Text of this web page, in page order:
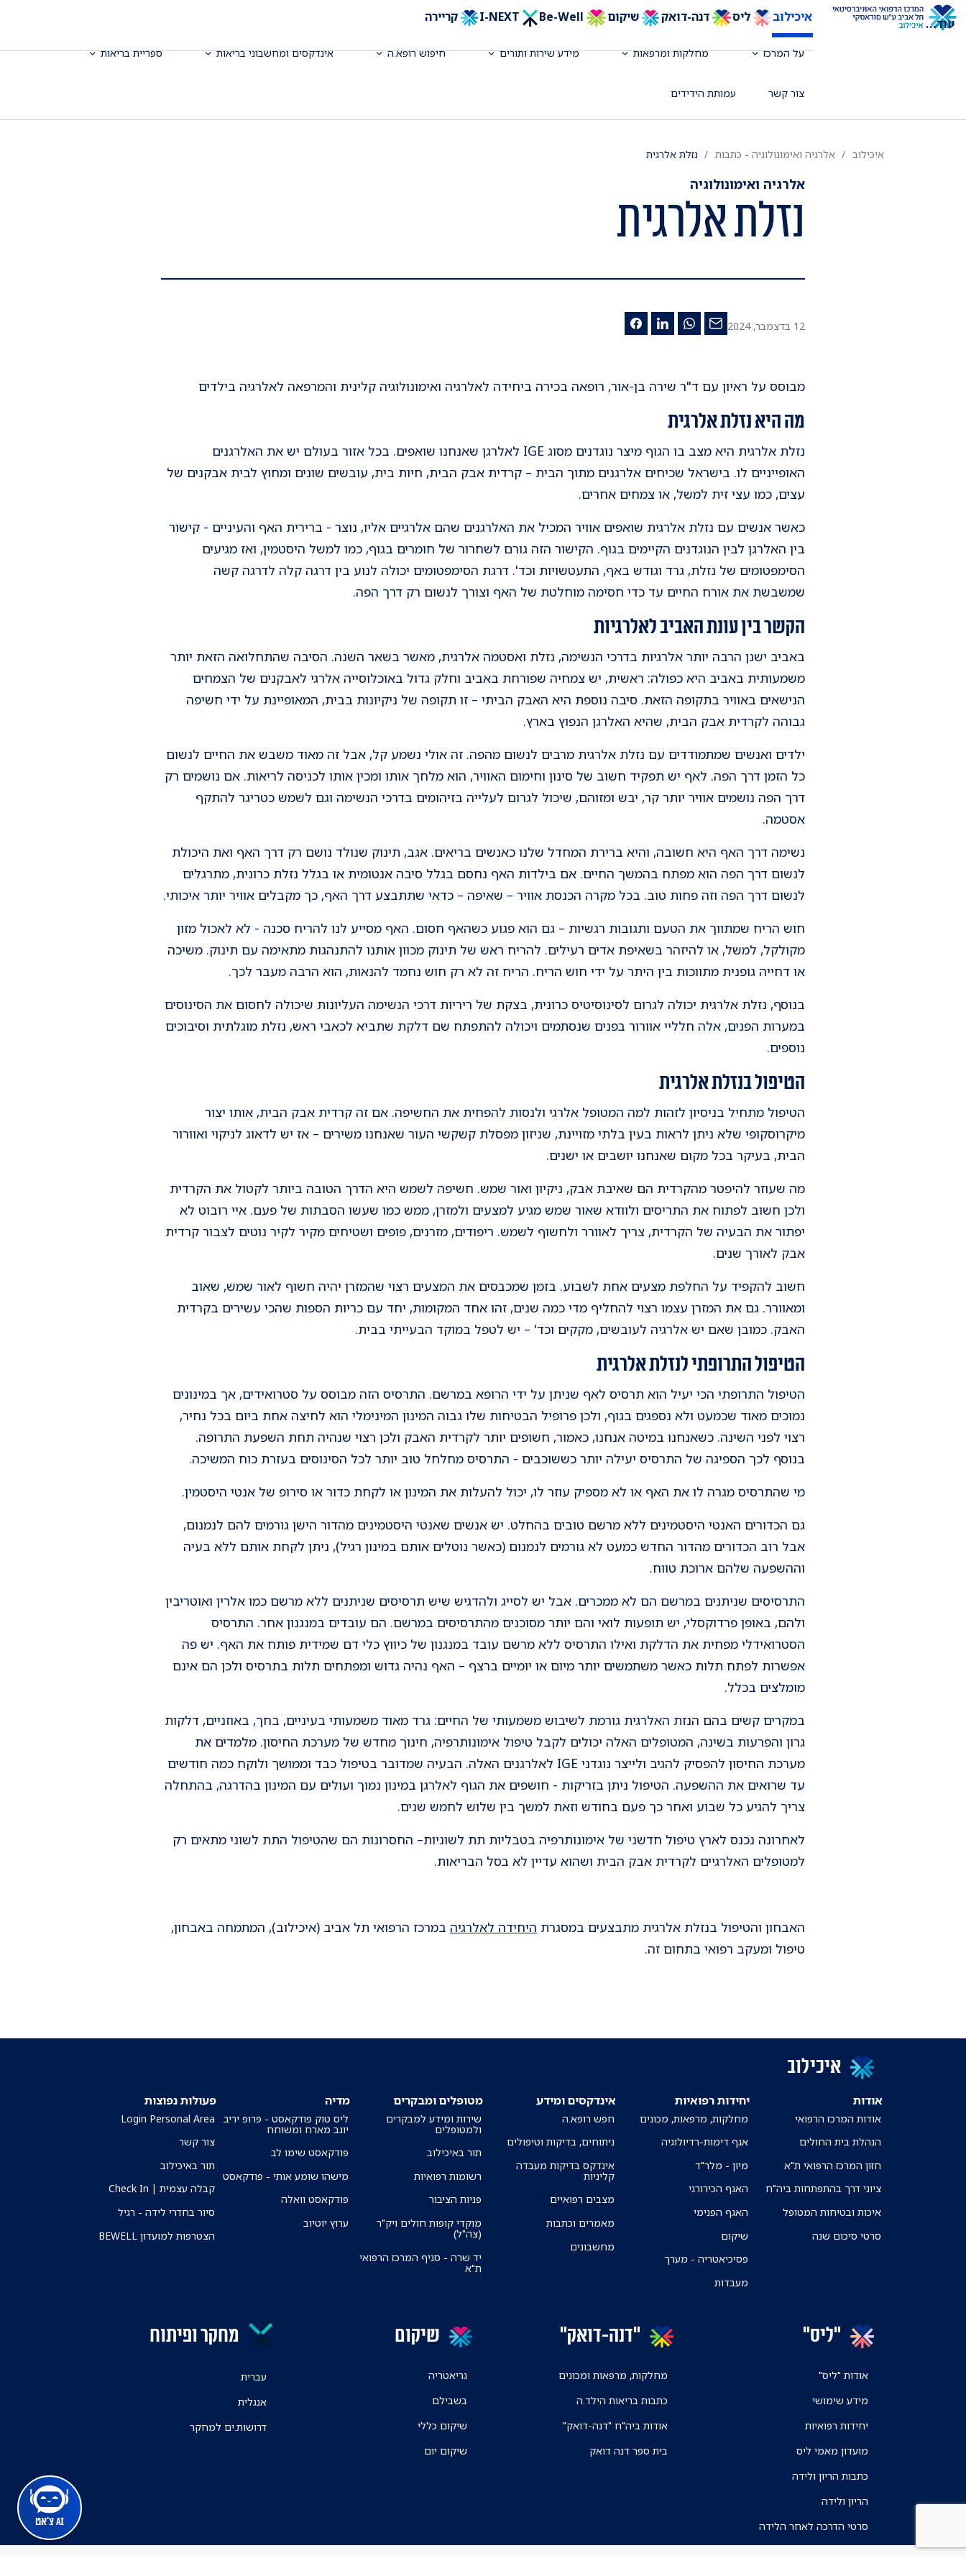
איכילוב ליס דנה-דואק שיקום Be-Well קריירה
על המרכז מחלקות ומרפאות מידע שירות ותורים חיפוש רופא.ה אינדקסים ומחשבוני בריאות ספריית בריאות
צור קשר עמותת הידידים
עוד...
AI צ'אט
איכילוב אלרגיה ואימונולוגיה - כתבות נזלת אלרגית
אלרגיה ואימונולוגיה
נזלת אלרגית
12 בדצמבר, 2024
מבוסס על ראיון עם ד"ר שירה בן-אור, רופאה בכירה ביחידה לאלרגיה ואימונולוגיה קלינית והמרפאה לאלרגיה בילדים
מה היא נזלת אלרגית
נזלת אלרגית היא מצב בו הגוף מיצר נוגדנים מסוג IGE לאלרגן שאנחנו שואפים. בכל אזור בעולם יש את האלרגנים
האופייניים לו. בישראל שכיחים אלרגנים מתוך הבית – קרדית אבק הבית, חיות בית, עובשים שונים ומחוץ לבית אבקנים של
עצים, כמו עצי זית למשל, או צמחים אחרים.
כאשר אנשים עם נזלת אלרגית שואפים אוויר המכיל את האלרגנים שהם אלרגיים אליו, נוצר - ברירית האף והעיניים - קישור
בין האלרגן לבין הנוגדנים הקיימים בגוף. הקישור הזה גורם לשחרור של חומרים בגוף, כמו למשל היסטמין, ואז מגיעים
הסימפטומים של נזלת, גרד וגודש באף, התעטשויות וכד'. דרגת הסימפטומים יכולה לנוע בין דרגה קלה לדרגה קשה
שמשבשת את אורח החיים עד כדי חסימה מוחלטת של האף וצורך לנשום רק דרך הפה.
הקשר בין עונת האביב לאלרגיות
באביב ישנן הרבה יותר אלרגיות בדרכי הנשימה, נזלת ואסטמה אלרגית, מאשר בשאר השנה. הסיבה שהתחלואה הזאת יותר
משמעותית באביב היא כפולה: ראשית, יש צמחיה שפורחת באביב וחלק גדול באוכלוסייה אלרגי לאבקנים של הצמחים
הנישאים באוויר בתקופה הזאת. סיבה נוספת היא האבק הביתי – זו תקופה של ניקיונות בבית, המאופיינת על ידי חשיפה
גבוהה לקרדית אבק הבית, שהיא האלרגן הנפוץ בארץ.
ילדים ואנשים שמתמודדים עם נזלת אלרגית מרבים לנשום מהפה. זה אולי נשמע קל, אבל זה מאוד משבש את החיים לנשום
כל הזמן דרך הפה. לאף יש תפקיד חשוב של סינון וחימום האוויר, הוא מלחך אותו ומכין אותו לכניסה לריאות. אם נושמים רק
דרך הפה נושמים אוויר יותר קר, יבש ומזוהם, שיכול לגרום לעלייה בזיהומים בדרכי הנשימה וגם לשמש כטריגר להתקף
אסטמה.
נשימה דרך האף היא חשובה, והיא ברירת המחדל שלנו כאנשים בריאים. אגב, תינוק שנולד נושם רק דרך האף ואת היכולת
לנשום דרך הפה הוא מפתח בהמשך החיים. אם בילדות האף נחסם בגלל סיבה אנטומית או בגלל נזלת כרונית, מתרגלים
לנשום דרך הפה וזה פחות טוב. בכל מקרה הכנסת אוויר – שאיפה – כדאי שתתבצע דרך האף, כך מקבלים אוויר יותר איכותי.
חוש הריח שמתווך את הטעם ותגובות רגשיות – גם הוא פגוע כשהאף חסום. האף מסייע לנו להריח סכנה - לא לאכול מזון
מקולקל, למשל, או להיזהר בשאיפת אדים רעילים. להריח ראש של תינוק מכוון אותנו להתנהגות מתאימה עם תינוק. משיכה
או דחייה גופנית מתווכות בין היתר על ידי חוש הריח. הריח זה לא רק חוש נחמד להנאות, הוא הרבה מעבר לכך.
בנוסף, נזלת אלרגית יכולה לגרום לסינוסיטיס כרונית, בצקת של ריריות דרכי הנשימה העליונות שיכולה לחסום את הסינוסים
במערות הפנים, אלה חלליי אוורור בפנים שנסתמים ויכולה להתפתח שם דלקת שתביא לכאבי ראש, נזלת מוגלתית וסיבוכים
נוספים.
הטיפול בנזלת אלרגית
הטיפול מתחיל בניסיון לזהות למה המטופל אלרגי ולנסות להפחית את החשיפה. אם זה קרדית אבק הבית, אותו יצור
מיקרוסקופי שלא ניתן לראות בעין בלתי מזויינת, שניזון מפסלת קשקשי העור שאנחנו משירים – אז יש לדאוג לניקוי ואוורור
הבית, בעיקר בכל מקום שאנחנו יושבים או ישנים.
מה שעוזר להיפטר מהקרדית הם שאיבת אבק, ניקיון ואור שמש. חשיפה לשמש היא הדרך הטובה ביותר לקטול את הקרדית
ולכן חשוב לפתוח את התריסים ולוודא שאור שמש מגיע למצעים ולמזרן, ממש כמו שעשו הסבתות של פעם. איי רובוט לא
יפתור את הבעיה של הקרדית, צריך לאוורר ולחשוף לשמש. ריפודים, מזרנים, פופים ושטיחים מקיר לקיר נוטים לצבור קרדית
אבק לאורך שנים.
חשוב להקפיד על החלפת מצעים אחת לשבוע. בזמן שמכבסים את המצעים רצוי שהמזרן יהיה חשוף לאור שמש, שאוב
ומאוורר. גם את המזרן עצמו רצוי להחליף מדי כמה שנים, זהו אחד המקומות, יחד עם כריות הספות שהכי עשירים בקרדית
האבק. כמובן שאם יש אלרגיה לעובשים, מקקים וכד' – יש לטפל במוקד הבעייתי בבית.
הטיפול התרופתי לנזלת אלרגית
הטיפול התרופתי הכי יעיל הוא תרסיס לאף שניתן על ידי הרופא במרשם. התרסיס הזה מבוסס על סטרואידים, אך במינונים
נמוכים מאוד שכמעט ולא נספגים בגוף, ולכן פרופיל הבטיחות שלו גבוה המינון המינימלי הוא לחיצה אחת ביום בכל נחיר,
רצוי לפני השינה. כשאנחנו במיטה אנחנו, כאמור, חשופים יותר לקרדית האבק ולכן רצוי שנהיה תחת השפעת התרופה.
בנוסף לכך הספיגה של התרסיס יעילה יותר כששוכבים - התרסיס מחלחל טוב יותר לכל הסינוסים בעזרת כוח המשיכה.
מי שהתרסיס מגרה לו את האף או לא מספיק עוזר לו, יכול להעלות את המינון או לקחת כדור או סירופ של אנטי היסטמין.
גם הכדורים האנטי היסטמינים ללא מרשם טובים בהחלט. יש אנשים שאנטי היסטמינים מהדור הישן גורמים להם לנמנום,
אבל רוב הכדורים מהדור החדש כמעט לא גורמים לנמנום (כאשר נוטלים אותם במינון רגיל), ניתן לקחת אותם ללא בעיה
וההשפעה שלהם ארוכת טווח.
התרסיסים שניתנים במרשם הם לא ממכרים. אבל יש לסייג ולהדגיש שיש תרסיסים שניתנים ללא מרשם כמו אלרין ואוטריבין
ולהם, באופן פרדוקסלי, יש תופעות לואי והם יותר מסוכנים מהתרסיסים במרשם. הם עובדים במנגנון אחר. התרסיס
הסטרואידלי מפחית את הדלקת ואילו התרסיס ללא מרשם עובד במנגנון של כיווץ כלי דם שמידית פותח את האף. יש פה
אפשרות לפתח תלות כאשר משתמשים יותר מיום או יומיים ברצף – האף נהיה גדוש ומפתחים תלות בתרסיס ולכן הם אינם
מומלצים בכלל.
במקרים קשים בהם הנזת האלרגית גורמת לשיבוש משמעותי של החיים: גרד מאוד משמעותי בעיניים, בחך, באוזניים, דלקות
גרון והפרעות בשינה, המטופלים האלה יכולים לקבל טיפול אימונותרפיה, חינוך מחדש של מערכת החיסון. מלמדים את
מערכת החיסון להפסיק להגיב ולייצר נוגדני IGE לאלרגנים האלה. הבעיה שמדובר בטיפול כבד וממושך ולוקח כמה חודשים
עד שרואים את ההשפעה. הטיפול ניתן בזריקות - חושפים את הגוף לאלרגן במינון נמוך ועולים עם המינון בהדרגה, בהתחלה
צריך להגיע כל שבוע ואחר כך פעם בחודש וזאת למשך בין שלוש לחמש שנים.
לאחרונה נכנס לארץ טיפול חדשני של אימונותרפיה בטבליות תת לשוניות– החסרונות הם שהטיפול התת לשוני מתאים רק
למטופלים האלרגיים לקרדית אבק הבית ושהוא עדיין לא בסל הבריאות.
האבחון והטיפול בנזלת אלרגית מתבצעים במסגרת היחידה לאלרגיה במרכז הרפואי תל אביב (איכילוב), המתמחה באבחון,
טיפול ומעקב רפואי בתחום זה.
איכילוב
אודות
אודות המרכז הרפואי
הנהלת בית החולים
חזון המרכז הרפואי ת"א
ציוני דרך בהתפתחות ביה"ח
איכות ובטיחות המטופל
סרטי סיכום שנה
יחידות רפואיות
מחלקות, מרפאות, מכונים
אגף דימות-רדיולוגיה
מיון - מלר"ד
האגף הכירורגי
האגף הפנימי
שיקום
פסיכיאטריה - מערך
מעבדות
אינדקסים ומידע
חפש רופא.ה
ניתוחים, בדיקות וטיפולים
אינדקס בדיקות מעבדה
קליניות
מצבים רפואיים
מאמרים וכתבות
מחשבונים
מטופלים ומבקרים
שירות ומידע למבקרים
ולמטופלים
תור באיכילוב
רשומות רפואיות
פניות הציבור
מוקדי קופות חולים ויק"ר
(צה"ל)
יד שרה - סניף המרכז הרפואי
ת"א
מדיה
ליס טוק פודקאסט - פרופ יריב
יוגב מארח ומשוחח
פודקאסט שימו לב
מישהו שומע אותי - פודקאסט
פודקאסט וואלה
ערוץ יוטיוב
פעולות נפוצות
Login Personal Area
צור קשר
תור באיכילוב
קבלה עצמית | Check In
סיור בחדרי לידה - רגיל
הצטרפות למועדון BEWELL
"ליס"
אודות "ליס"
מידע שימושי
יחידות רפואיות
מועדון מאמי ליס
כתבות הריון ולידה
הריון ולידה
סרטי הדרכה לאחר הלידה
"דנה-דואק"
מחלקות, מרפאות ומכונים
כתבות בריאות הילד.ה
אודות ביה"ח "דנה-דואק"
בית ספר דנה דואק
שיקום
גריאטריה
בשבילם
שיקום כללי
שיקום יום
מחקר ופיתוח
עברית
אנגלית
דרושות.ים למחקר